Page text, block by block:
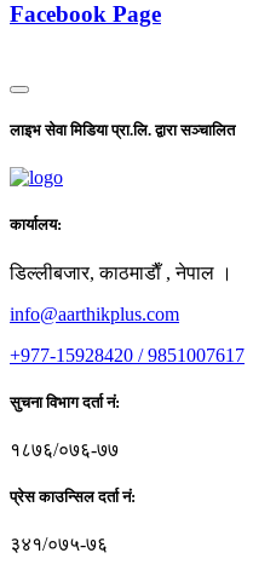
Facebook Page
लाइभ सेवा मिडिया प्रा.लि. द्वारा सञ्चालित
कार्यालय:
डिल्लीबजार, काठमाडाैँ , नेपाल ।
info@aarthikplus.com
+977-15928420 / 9851007617
सुचना विभाग दर्ता नं:
१८७६/०७६-७७
प्रेस काउन्सिल दर्ता नं:
३४१/०७५-७६